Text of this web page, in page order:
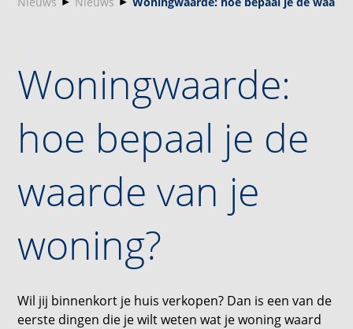
Woningwaarde:
hoe bepaal je de
waarde van je
woning?
Wil jij binnenkort je huis verkopen? Dan is een van de
eerste dingen die je wilt weten wat je woning waard